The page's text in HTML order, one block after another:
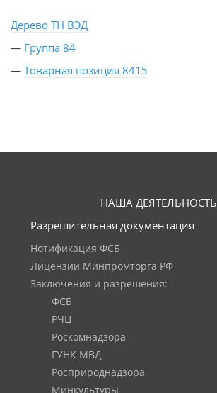
Дерево ТН ВЭД
— Группа 84
— Товарная позиция 8415
НАША ДЕЯТЕЛЬНОСТЬ
Разрешительная документация
Нотификация ФСБ
Лицензии Минпромторга РФ
Заключения и разрешения:
ФСБ
РЧЦ
Роскомнадзора
ГУНК МВД
Росприроднадзора